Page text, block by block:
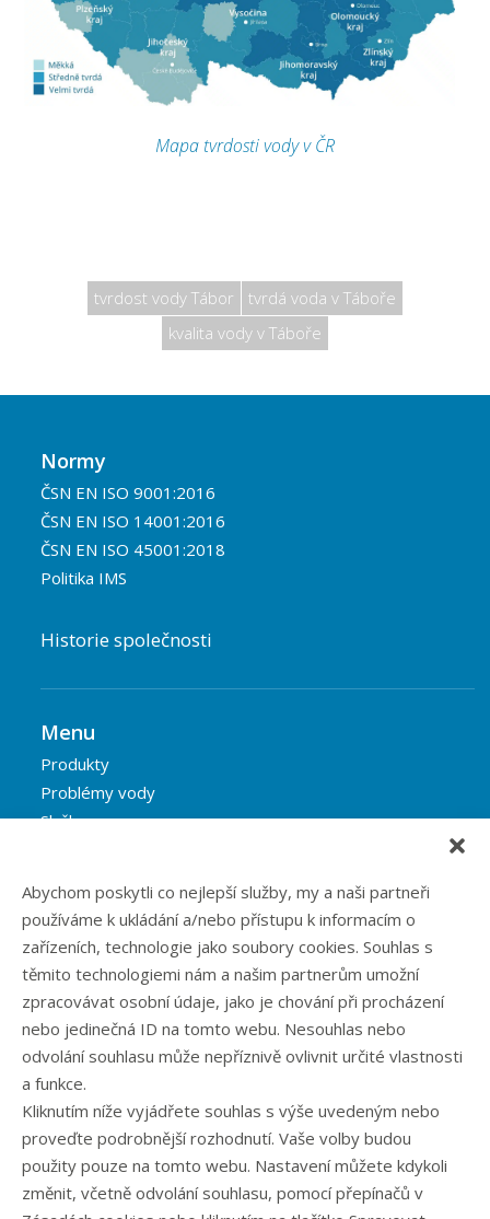
Abychom poskytli co nejlepší služby, my a naši partneři
používáme k ukládání a/nebo přístupu k informacím o
zařízeních, technologie jako soubory cookies. Souhlas s
těmito technologiemi nám a našim partnerům umožní
zpracovávat osobní údaje, jako je chování při procházení
nebo jedinečná ID na tomto webu. Nesouhlas nebo
odvolání souhlasu může nepříznivě ovlivnit určité vlastnosti
a funkce.
Kliknutím níže vyjádřete souhlas s výše uvedeným nebo
proveďte podrobnější rozhodnutí. Vaše volby budou
použity pouze na tomto webu. Nastavení můžete kdykoli
změnit, včetně odvolání souhlasu, pomocí přepínačů v
Mapa tvrdosti vody v ČR
tvrdost vody Tábor
tvrdá voda v Táboře
kvalita vody v Táboře
Normy
ČSN EN ISO 9001:2016
ČSN EN ISO 14001:2016
ČSN EN ISO 45001:2018
Politika IMS
Historie společnosti
Menu
Produkty
Problémy vody
Služby
Eshop
Rubriky článků
Články
Podcast
Případové studie
Realizované zakázky
Slovník
Zaměstnání